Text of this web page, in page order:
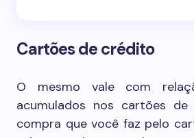
Cartões de crédito
O mesmo vale com
acumulados nos cartões
compra que você faz pelo